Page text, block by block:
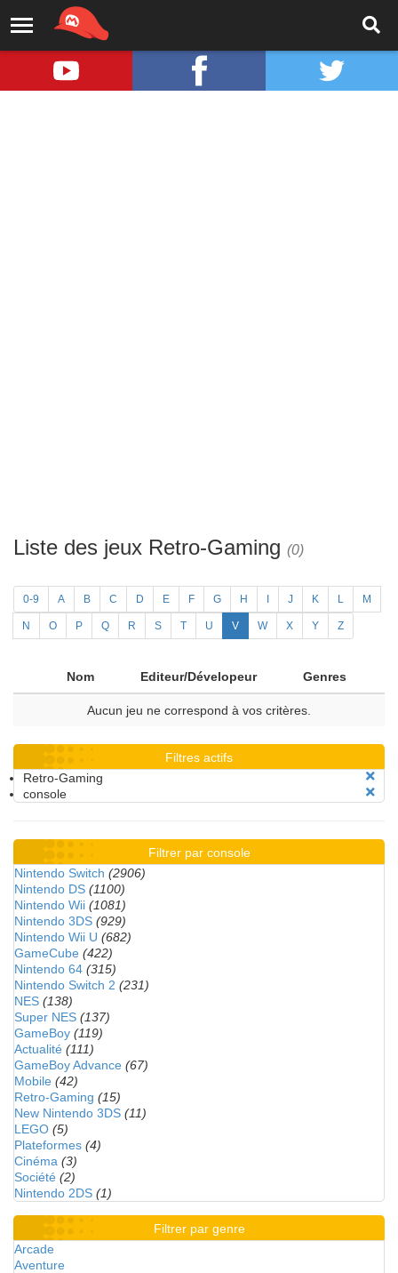
Liste des jeux Retro-Gaming (0)
0-9 A B C D E F G H J K L M
N O P Q R S T U V W X Y Z
Nom Editeur/Dévelopeur Genres
Aucun jeu ne correspond à vos critères.
Filtres actifs
Retro-Gaming
console
Filtrer par console
Nintendo Switch (2906)
Nintendo DS (1100)
Nintendo Wii (1081)
Nintendo 3DS (929)
Nintendo Wii U (682)
GameCube (422)
Nintendo 64 (315)
Nintendo Switch 2 (231)
NES (138)
Super NES (137)
GameBoy (119)
Actualité (111)
GameBoy Advance (67)
Mobile (42)
Retro-Gaming (15)
New Nintendo 3DS (11)
LEGO (5)
Plateformes (4)
Cinéma (3)
Société (2)
Nintendo 2DS (1)
Filtrer par genre
Arcade
Aventure